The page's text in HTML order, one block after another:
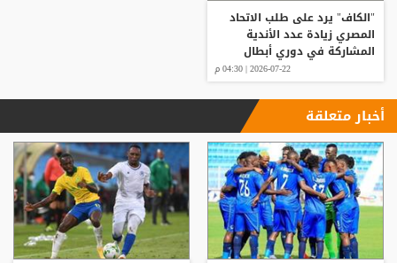
"الكاف" يرد على طلب الاتحاد
المصري زيادة عدد الأندية
المشاركة في دوري أبطال
2026-07-22 | 04:30 م
أخبار متعلقة